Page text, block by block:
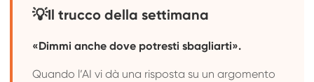
💡Il trucco della settimana
«Dimmi anche dove potresti sbagliarti».
Quando l’AI vi dà una risposta su un argomento